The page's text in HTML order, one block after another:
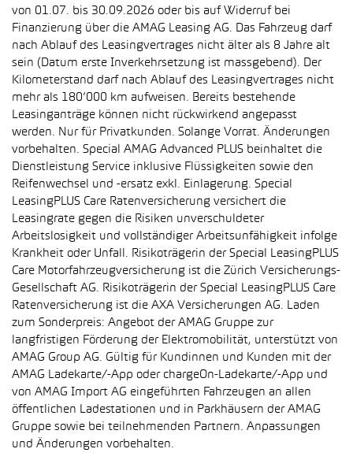
von 01.07. bis 30.09.2026 oder bis auf Widerruf bei
Finanzierung über die AMAG Leasing AG. Das Fahrzeug darf
nach Ablauf des Leasingvertrages nicht älter als 8 Jahre alt
sein (Datum erste Inverkehrsetzung ist massgebend). Der
Kilometerstand darf nach Ablauf des Leasingvertrages nicht
mehr als 180’000 km aufweisen. Bereits bestehende
Leasinganträge können nicht rückwirkend angepasst
werden. Nur für Privatkunden. Solange Vorrat. Änderungen
vorbehalten. Special AMAG Advanced PLUS beinhaltet die
Dienstleistung Service inklusive Flüssigkeiten sowie den
Reifenwechsel und -ersatz exkl. Einlagerung. Special
LeasingPLUS Care Ratenversicherung versichert die
Leasingrate gegen die Risiken unverschuldeter
Arbeitslosigkeit und vollständiger Arbeitsunfähigkeit infolge
Krankheit oder Unfall. Risikoträgerin der Special LeasingPLUS
Care Motorfahrzeugversicherung ist die Zürich Versicherungs-
Gesellschaft AG. Risikoträgerin der Special LeasingPLUS Care
Ratenversicherung ist die AXA Versicherungen AG. Laden
zum Sonderpreis: Angebot der AMAG Gruppe zur
langfristigen Förderung der Elektromobilität, unterstützt von
AMAG Group AG. Gültig für Kundinnen und Kunden mit der
AMAG Ladekarte/-App oder chargeOn-Ladekarte/-App und
von AMAG Import AG eingeführten Fahrzeugen an allen
öffentlichen Ladestationen und in Parkhäusern der AMAG
Gruppe sowie bei teilnehmenden Partnern. Anpassungen
und Änderungen vorbehalten.